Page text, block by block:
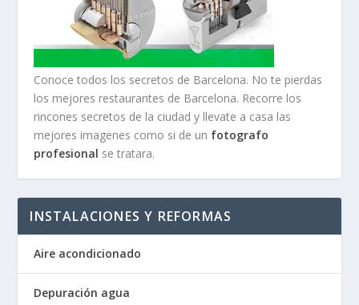
Conoce todos los secretos de Barcelona. No te pierdas
los mejores restaurantes de Barcelona. Recorre los
rincones secretos de la ciudad y llevate a casa las
mejores imagenes como si de un fotografo
profesional se tratara.
INSTALACIONES Y REFORMAS
Aire acondicionado
Depuración agua